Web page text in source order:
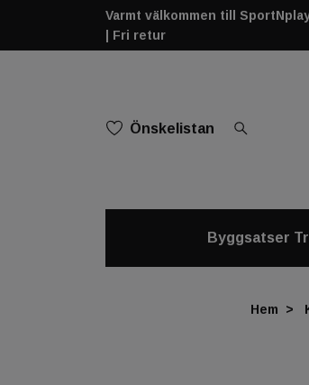
Varmt välkommen till
| Fri retur
Önskelistan
Byggsatser
Hem